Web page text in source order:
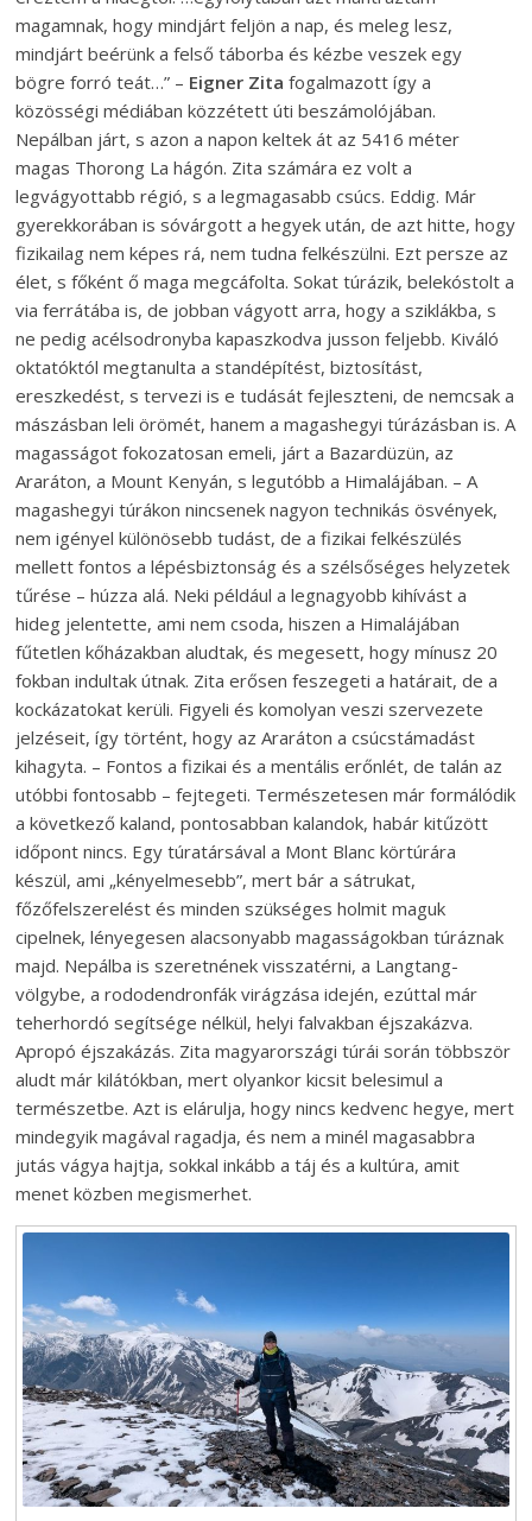
magamnak, hogy mindjárt feljön a nap, és meleg lesz,
mindjárt beérünk a felső táborba és kézbe veszek egy
bögre forró teát…” – Eigner Zita fogalmazott így a
közösségi médiában közzétett úti beszámolójában.
Nepálban járt, s azon a napon keltek át az 5416 méter
magas Thorong La hágón. Zita számára ez volt a
legvágyottabb régió, s a legmagasabb csúcs. Eddig. Már
gyerekkorában is sóvárgott a hegyek után, de azt hitte, hogy
fizikailag nem képes rá, nem tudna felkészülni. Ezt persze az
élet, s főként ő maga megcáfolta. Sokat túrázik, belekóstolt a
via ferrátába is, de jobban vágyott arra, hogy a sziklákba, s
ne pedig acélsodronyba kapaszkodva jusson feljebb. Kiváló
oktatóktól megtanulta a standépítést, biztosítást,
ereszkedést, s tervezi is e tudását fejleszteni, de nemcsak a
mászásban leli örömét, hanem a magashegyi túrázásban is. A
magasságot fokozatosan emeli, járt a Bazardüzün, az
Araráton, a Mount Kenyán, s legutóbb a Himalájában. – A
magashegyi túrákon nincsenek nagyon technikás ösvények,
nem igényel különösebb tudást, de a fizikai felkészülés
mellett fontos a lépésbiztonság és a szélsőséges helyzetek
tűrése – húzza alá. Neki például a legnagyobb kihívást a
hideg jelentette, ami nem csoda, hiszen a Himalájában
fűtetlen kőházakban aludtak, és megesett, hogy mínusz 20
fokban indultak útnak. Zita erősen feszegeti a határait, de a
kockázatokat kerüli. Figyeli és komolyan veszi szervezete
jelzéseit, így történt, hogy az Araráton a csúcstámadást
kihagyta. – Fontos a fizikai és a mentális erőnlét, de talán az
utóbbi fontosabb – fejtegeti. Természetesen már formálódik
a következő kaland, pontosabban kalandok, habár kitűzött
időpont nincs. Egy túratársával a Mont Blanc körtúrára
készül, ami „kényelmesebb”, mert bár a sátrukat,
főzőfelszerelést és minden szükséges holmit maguk
cipelnek, lényegesen alacsonyabb magasságokban túráznak
majd. Nepálba is szeretnének visszatérni, a Langtang-
völgybe, a rododendronfák virágzása idején, ezúttal már
teherhordó segítsége nélkül, helyi falvakban éjszakázva.
Apropó éjszakázás. Zita magyarországi túrái során többször
aludt már kilátókban, mert olyankor kicsit belesimul a
természetbe. Azt is elárulja, hogy nincs kedvenc hegye, mert
mindegyik magával ragadja, és nem a minél magasabbra
jutás vágya hajtja, sokkal inkább a táj és a kultúra, amit
menet közben megismerhet.